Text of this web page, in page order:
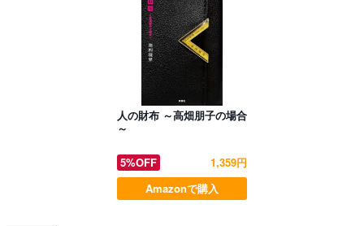
人の財布 ～高畑朋子の場合
～
5%OFF
1,359円
Amazonで購入